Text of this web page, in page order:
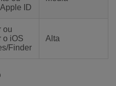
ID
ou
o iOS
Finder
Alta